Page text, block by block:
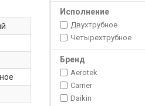
Исполнение
Двухтрубное
Четырехтрубное
Бренд
Aerotek
Carrier
Daikin